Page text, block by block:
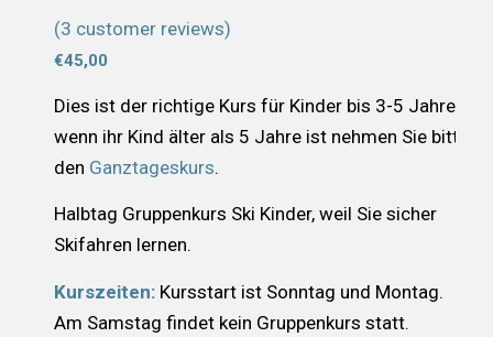
of 5
based on
(3 customer reviews)
€45,00
Dies ist der richtige Kurs für Kinder bis 3-5 Jahre,
wenn ihr Kind älter als 5 Jahre ist nehmen Sie bitte
den Ganztageskurs.
Halbtag Gruppenkurs Ski Kinder, weil Sie sicher
Skifahren lernen.
Kurszeiten:Kursstart ist Sonntag und Montag.
Am Samstag findet kein Gruppenkurs statt.